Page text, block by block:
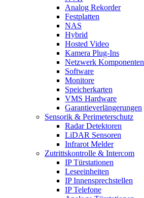
Analog Rekorder
Festplatten
NAS
Hybrid
Hosted Video
Kamera Plug-Ins
Netzwerk Komponenten
Software
Monitore
Speicherkarten
VMS Hardware
Garantieverlängerungen
Sensorik & Perimeterschutz
Radar Detektoren
LiDAR Sensoren
Infrarot Melder
Zutrittskontrolle & Intercom
IP Türstationen
Leseeinheiten
IP Innensprechstellen
IP Telefone